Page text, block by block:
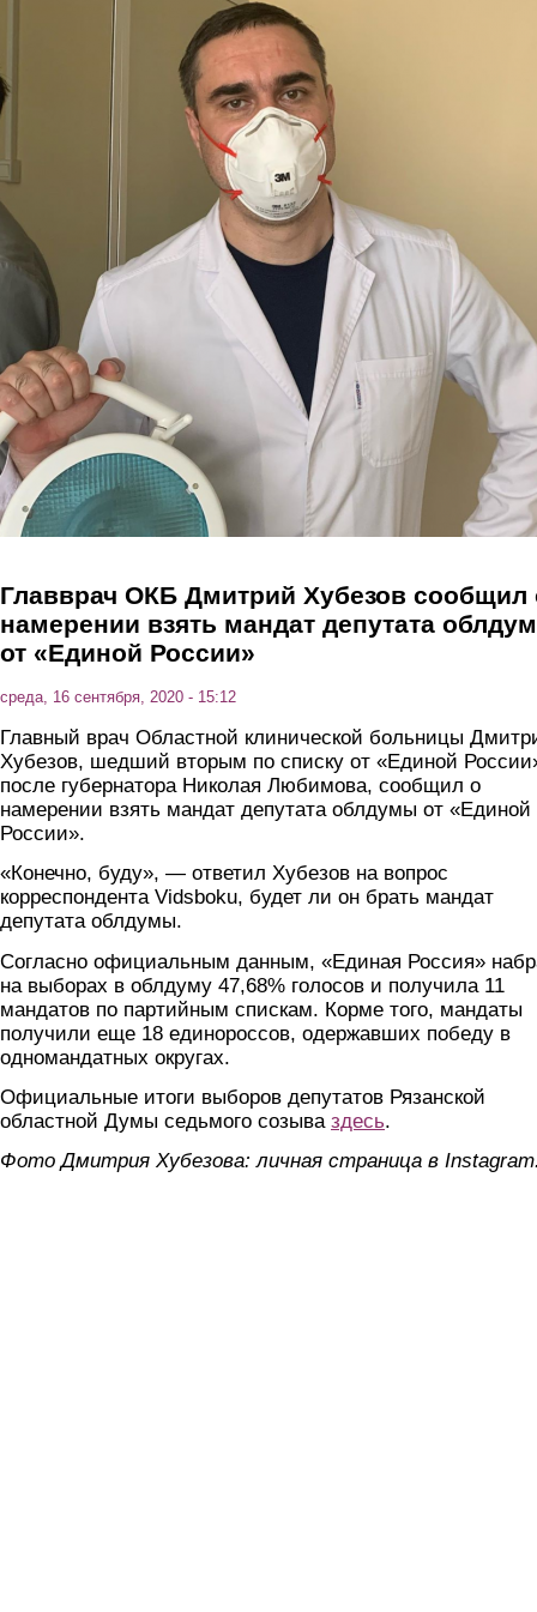
Перейти к основному содержанию
Главврач ОКБ Дмитрий Хубезов сообщил
намерении взять мандат депутата
от «Единой России»
среда, 16 сентября, 2020 - 15:12
Главный врач Областной клинической больницы
Хубезов, шедший вторым по списку от «Единой
после губернатора Николая Любимова, сообщил о
намерении взять мандат депутата облдумы от «Единой
России».
«Конечно, буду», — ответил Хубезов на вопрос
корреспондента Vidsboku, будет ли он брать мандат
депутата облдумы.
Согласно официальным данным, «Единая Россия»
на выборах в облдуму 47,68% голосов и получила 11
мандатов по партийным спискам. Корме того, мандаты
получили еще 18 единороссов, одержавших победу в
одномандатных округах.
Официальные итоги выборов депутатов Рязанской
областной Думы седьмого созыва здесь.
Фото Дмитрия Хубезова: личная страница в